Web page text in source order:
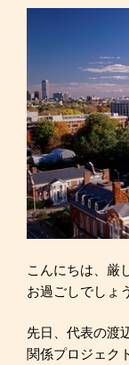
こんにちは、厳
お過ごしでしょ
先日、代表の渡
関係プロジェク